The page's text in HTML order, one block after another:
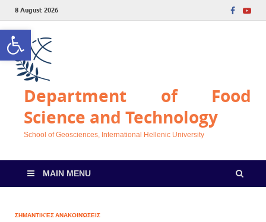
Open toolbar
8 August 2026
Department of Food
Science and Technology
School of Geosciences, International Hellenic University
MAIN MENU
ΣΗΜΑΝΤΙΚΈΣ ΑΝΑΚΟΙΝΏΣΕΙΣ